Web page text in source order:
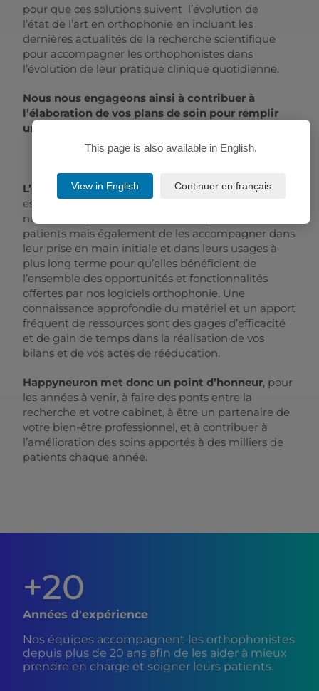
pour que ces solutions suivent l’évolution de
l’état de l’art en orthophonie en incluant les
dernières actualités de la recherche scientifique
pour accompagner les orthophonistes dans
l’évolution de leur pratique clinique quotidienne.
Nous nous engageons ainsi à contribuer à
l’élaboration de vos plans de soin pour remplir
un objectif commun, celui de mieux soigner.
L’objectif de nos nouvelles offres Happyneuron
est d’équiper les orthophonistes des outils
nécessaires pour évaluer et rééduquer leurs
patients mais également de les accompagner dans
leur prise en main initiale et dans leurs usages à
plus long terme pour qu’elles bénéficient de
l’ensemble des opportunités et fonctionnalités
offertes par nos logiciels orthophonie. Une
connaissance approfondie du matériel et un apport
fréquent de ressources sont des gages d’efficacité
et de gain de temps dans la réalisation de vos
bilans et de vos actes de rééducation.
Happyneuron met donc un point d’honneur, pour
les années à venir, à faire des ponts entre la
recherche et votre cabinet, à être un partenaire de
votre bien-être professionnel, et à contribuer à
l’amélioration des soins apportés à des milliers de
patients chaque année.
+20
Années d'expérience
Nos équipes accompagnent les orthophonistes
depuis plus de 20 ans afin de les aider à mieux
prendre en charge et soigner leurs patients.
This page is also available in English.
View in English Continuer en français